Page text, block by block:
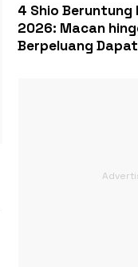
4 Shio Beruntung
2026: Macan
Berpeluang